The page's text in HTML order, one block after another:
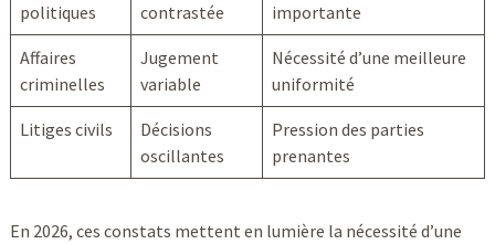
politiques
contrastée
importante
Affaires
criminelles
Jugement
variable
Nécessité d’une meilleure
uniformité
Litiges civils
Décisions
oscillantes
Pression des parties
prenantes
En 2026, ces constats mettent en lumière la nécessité d’une